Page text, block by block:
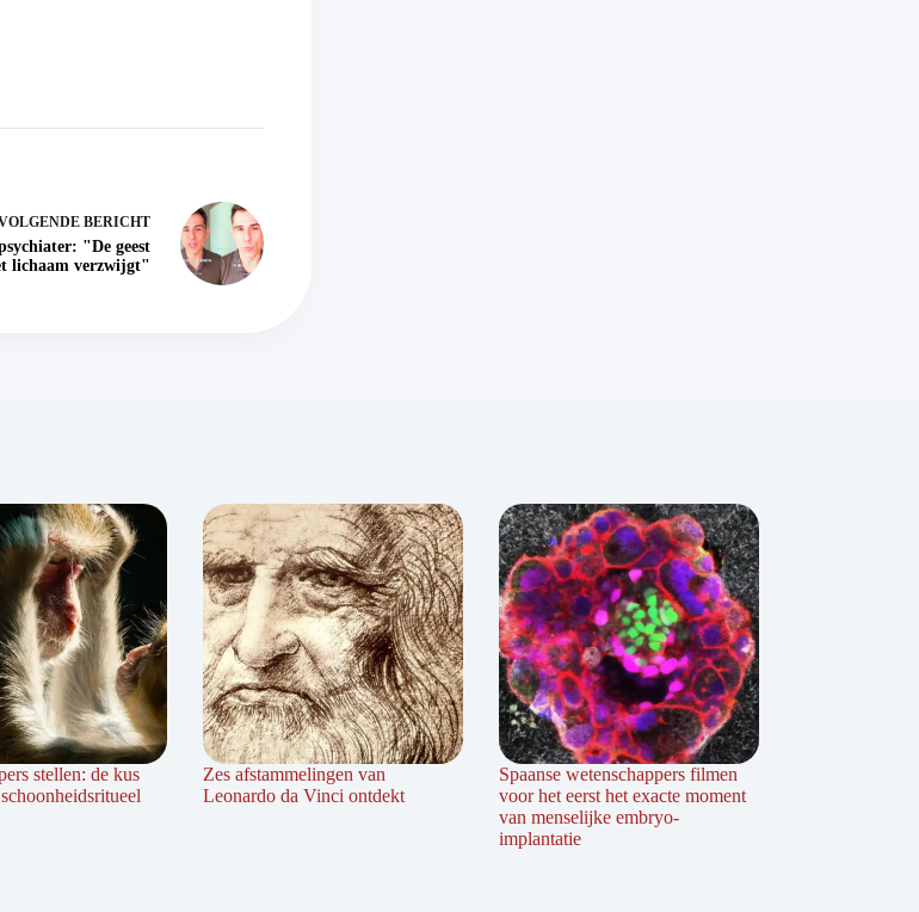
BERICHT
"De geest
lichaam verzwijgt"
stellen: de kus
Zes afstammelingen van
Leonardo da Vinci ontdekt
Spaanse wetenschappers filmen
voor het eerst het exacte moment
van menselijke embryo-
implantatie